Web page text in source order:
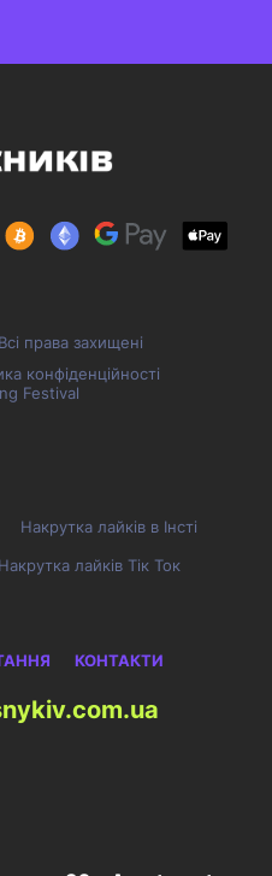
права захищені
конфіденційності
Festival
Накрутка лайків в Інсті
Накрутка лайків Тік Ток
КОНТАКТИ